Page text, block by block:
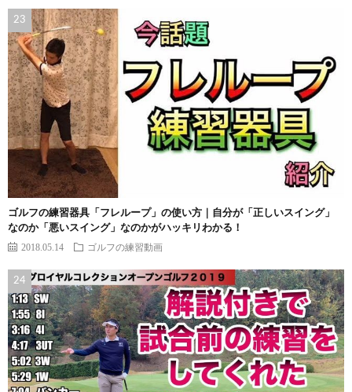
ゴルフの練習器具「フレループ」の使い方｜自分が「正しいスイング」
なのか「悪いスイング」なのかがハッキリわかる！
2018.05.14 ゴルフの練習動画